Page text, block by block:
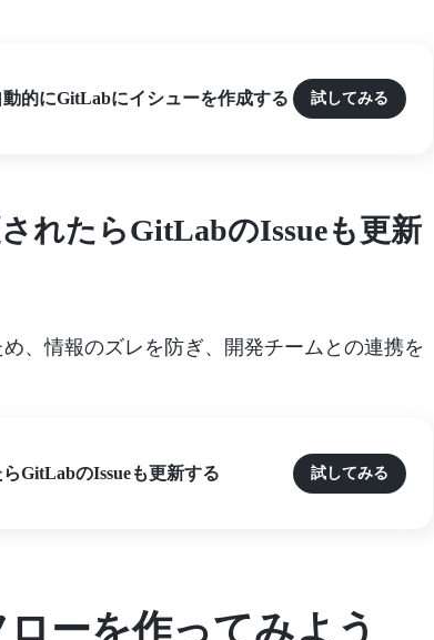
的にGitLabにイシューを作成する 試してみる
れたらGitLabのIssueも更新
、情報のズレを防ぎ、開発チームとの連携を
GitLabのIssueも更新する 試してみる
ーを作ってみよう